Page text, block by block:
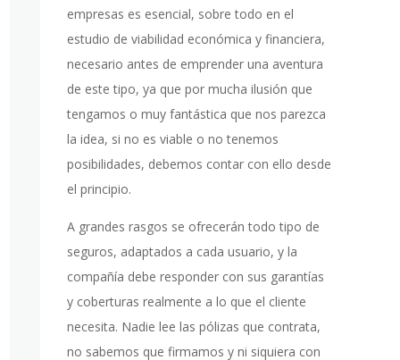
empresas es esencial, sobre todo en el
estudio de viabilidad económica y financiera,
necesario antes de emprender una aventura
de este tipo, ya que por mucha ilusión que
tengamos o muy fantástica que nos parezca
la idea, si no es viable o no tenemos
posibilidades, debemos contar con ello desde
el principio.
A grandes rasgos se ofrecerán todo tipo de
seguros, adaptados a cada usuario, y la
compañía debe responder con sus garantías
y coberturas realmente a lo que el cliente
necesita. Nadie lee las pólizas que contrata,
no sabemos que firmamos y ni siquiera con